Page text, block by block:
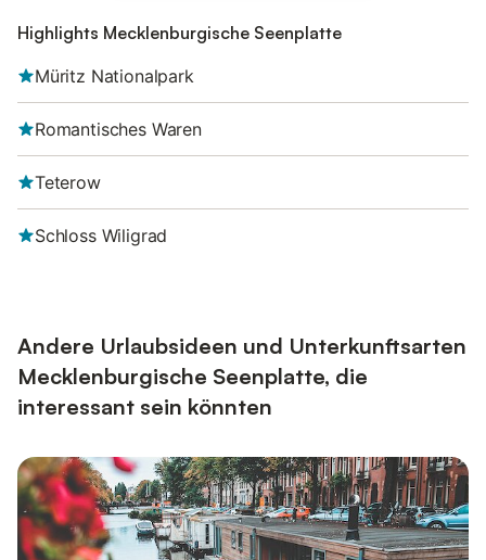
Highlights Mecklenburgische Seenplatte
Müritz Nationalpark
Romantisches Waren
Teterow
Schloss Wiligrad
Andere Urlaubsideen und Unterkunftsarten
Mecklenburgische Seenplatte, die
interessant sein könnten